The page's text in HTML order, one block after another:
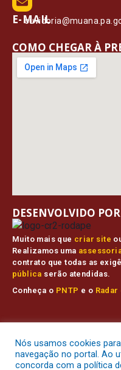
E-MAIL
COMO CHEGAR À
Muito mais que criar site
Realizamos uma
contrato que todas as
pública serão atendidas.
Conheça o PNTP e o
DESENVOLVIDO
Todos os direitos
Mapa do SiteAcessar
Nós usamos cookies
navegação no portal. Ao
concorda com a política